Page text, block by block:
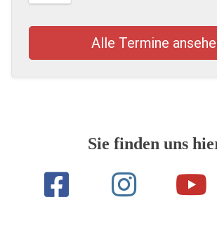
Alle Termine
Sie finden uns